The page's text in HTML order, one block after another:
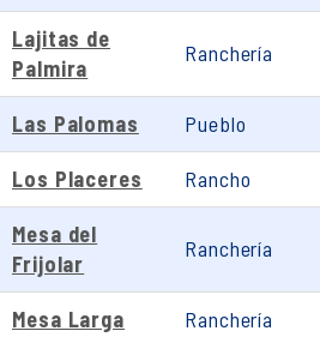
Lajitas de
Palmira
Ranchería
Las Palomas Pueblo
Los Placeres Rancho
Mesa del
Frijolar
Ranchería
Mesa Larga Ranchería